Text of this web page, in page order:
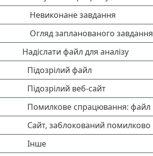
Невиконане завдання
Огляд запланованого завдання
Надіслати файл для аналізу
Підозрілий файл
Підозрілий веб-сайт
Помилкове спрацювання: файл
Сайт, заблокований помилково
Інше